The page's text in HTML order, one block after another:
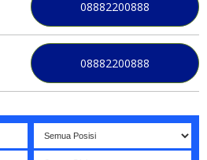
08882200888
08882200888